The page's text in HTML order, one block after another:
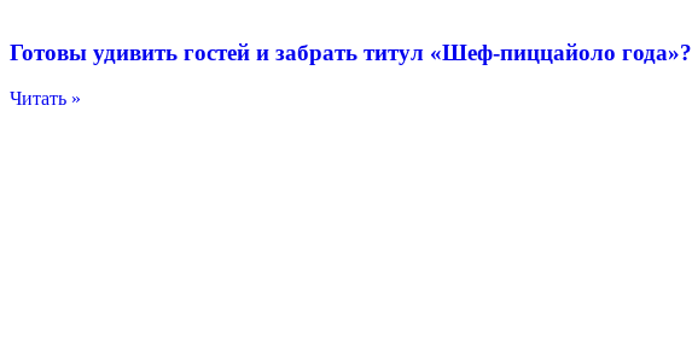
Готовы удивить гостей и забрать титул «Шеф-пиццайоло года»?
Читать »